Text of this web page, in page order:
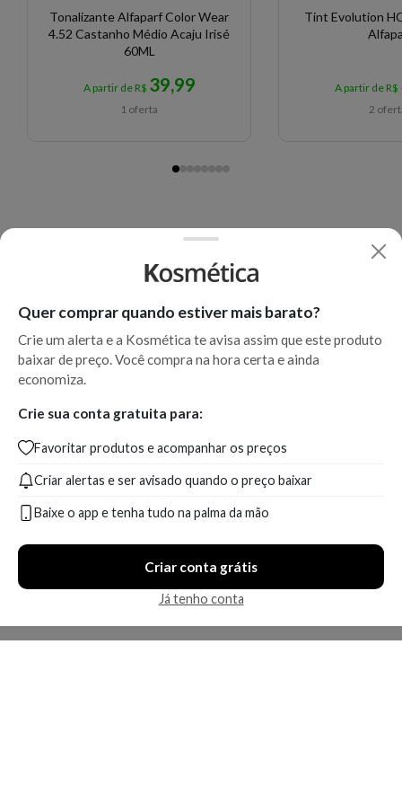
Tonalizante Alfaparf Color Wear
4.52 Castanho Médio Acaju Irisé
60ML
A partir de R$ 39,99
1 oferta
Tint Evolution
A partir de R$
2
Quer comprar quando estiver mais barato?
Crie um alerta e a Kosmética te avisa assim que este produto
baixar de preço. Você compra na hora certa e ainda
economiza.
Crie sua conta gratuita para:
Favoritar produtos e acompanhar os preços
Criar alertas e ser avisado quando o preço baixar
Baixe o app e tenha tudo na palma da mão
Criar conta grátis
Já tenho conta